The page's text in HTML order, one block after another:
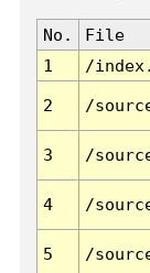
No. File
1
/
2 /
3 /
4 /
5 /